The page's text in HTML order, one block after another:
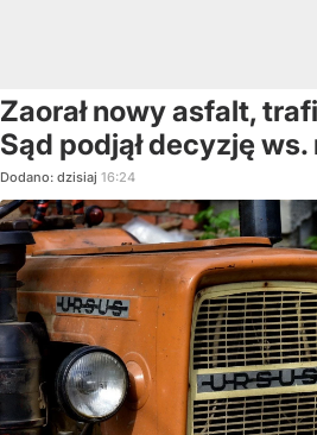
Zaorał nowy asfalt,
Sąd podjął decyzję
Dodano: dzisiaj 16:24